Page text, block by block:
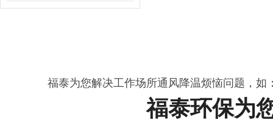
福泰为您解决工作场所通风降温烦恼问题，
福泰环保为